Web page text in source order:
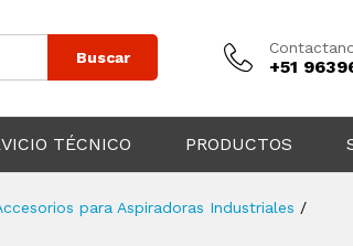
Buscar +51
TÉCNICO PRODUCTOS
para Aspiradoras Industriales /